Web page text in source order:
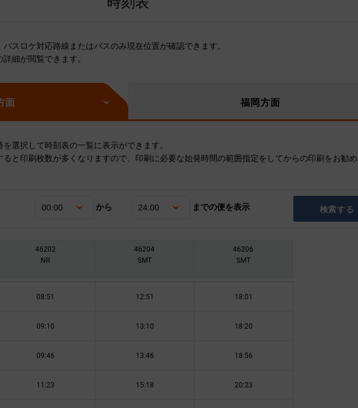
スロケ対応路線またはバスのみ現在位置が確認できます。
細が閲覧できます。
面 福岡方面
選択して時刻表の一覧に表示ができます。
と印刷枚数が多くなりますので、印刷に必要な始発時間の範囲指定をしてからの印刷をお勧め
から までの便を表示 検索する
46202
NR
46204
SMT
46206
SMT
08:51 12:51 18:01
09:10 13:10 18:20
09:46 13:46 18:56
11:23 15:18 20:23